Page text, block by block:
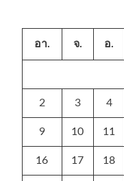
อา. จ. อ.
2 3 4
9 10 11
16 17 18